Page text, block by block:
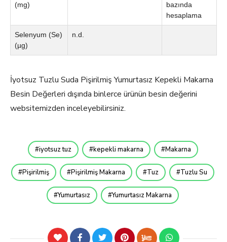
(mg)
bazında
hesaplama
Selenyum (Se)
(µg)
n.d.
İyotsuz Tuzlu Suda Pişirilmiş Yumurtasız Kepekli Makarna
Besin Değerleri dışında binlerce ürünün besin değerini
websitemizden inceleyebilirsiniz.
iyotsuz tuz kepekli makarna Makarna
Pişirilmiş Pişirilmiş Makarna Tuz Tuzlu Su
Yumurtasız Yumurtasız Makarna